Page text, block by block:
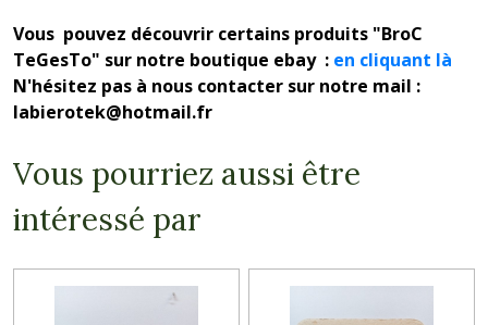
Vous pouvez découvrir certains produits "BroC
TeGesTo" sur notre boutique ebay : en cliquant là
N'hésitez pas à nous contacter sur notre mail :
labierotek@hotmail.fr
Vous pourriez aussi être
intéressé par